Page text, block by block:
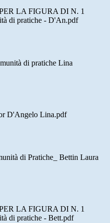
LA FIGURA DI N. 1
di pratiche - D'An.pdf
di pratiche Lina
D'Angelo Lina.pdf
di Pratiche_ Bettin Laura
LA FIGURA DI N. 1
di pratiche - Bett.pdf